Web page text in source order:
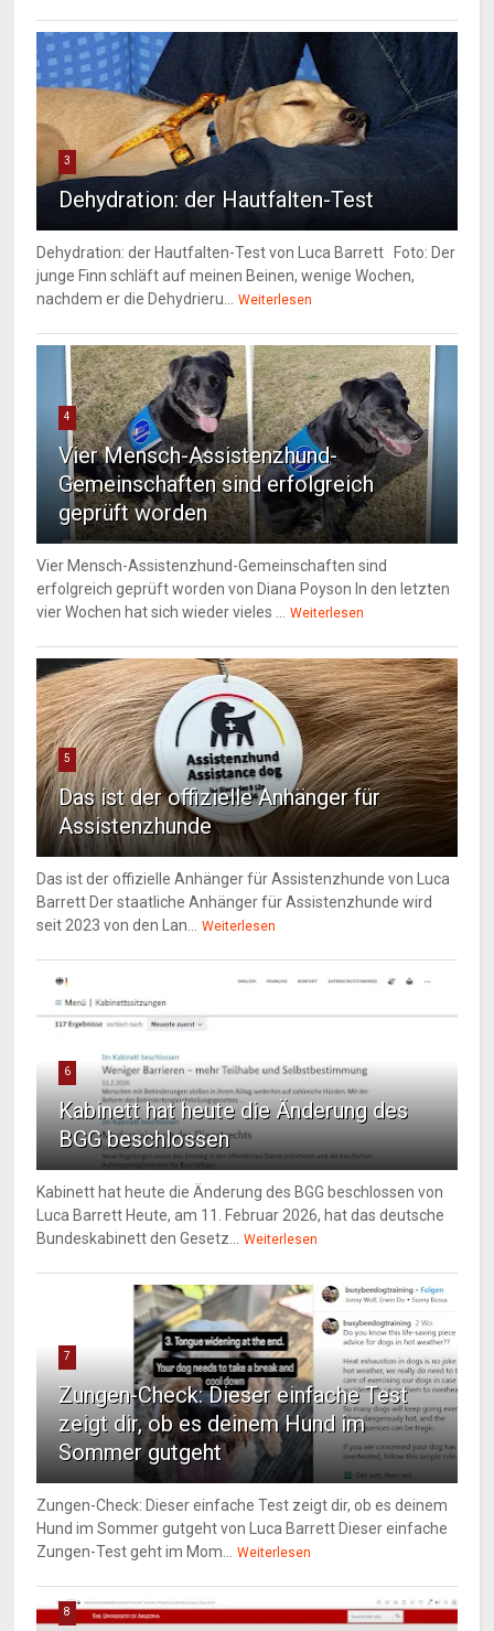
3
Dehydration: der Hautfalten-Test
Dehydration: der Hautfalten-Test von Luca Barrett Foto: Der
junge Finn schläft auf meinen Beinen, wenige Wochen,
nachdem er die Dehydrieru... Weiterlesen
4
Vier Mensch-Assistenzhund-
Gemeinschaften sind erfolgreich
geprüft worden
Vier Mensch-Assistenzhund-Gemeinschaften sind
erfolgreich geprüft worden von Diana Poyson In den letzten
vier Wochen hat sich wieder vieles ... Weiterlesen
5
Das ist der offizielle Anhänger für
Assistenzhunde
Das ist der offizielle Anhänger für Assistenzhunde von Luca
Barrett Der staatliche Anhänger für Assistenzhunde wird
seit 2023 von den Lan... Weiterlesen
6
Kabinett hat heute die Änderung des
BGG beschlossen
Kabinett hat heute die Änderung des BGG beschlossen von
Luca Barrett Heute, am 11. Februar 2026, hat das deutsche
Bundeskabinett den Gesetz... Weiterlesen
7
Zungen-Check: Dieser einfache Test
zeigt dir, ob es deinem Hund im
Sommer gutgeht
Zungen-Check: Dieser einfache Test zeigt dir, ob es deinem
Hund im Sommer gutgeht von Luca Barrett Dieser einfache
Zungen-Test geht im Mom... Weiterlesen
8